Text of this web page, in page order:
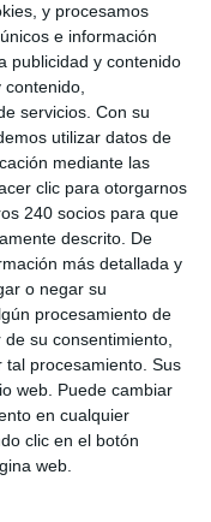
y procesamos
e información
publicidad y contenido
contenido,
servicios. Con su
utilizar datos de
mediante las
clic para otorgarnos
240 socios para que
descrito. De
más detallada y
o negar su
procesamiento de
su consentimiento,
procesamiento. Sus
web. Puede cambiar
en cualquier
clic en el botón
web.
mejorando
recuperación
la